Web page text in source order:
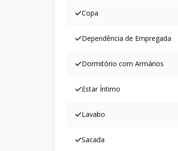
Copa
Dependência de Empregada
Dormitório com Armários
Estar Íntimo
Lavabo
Sacada